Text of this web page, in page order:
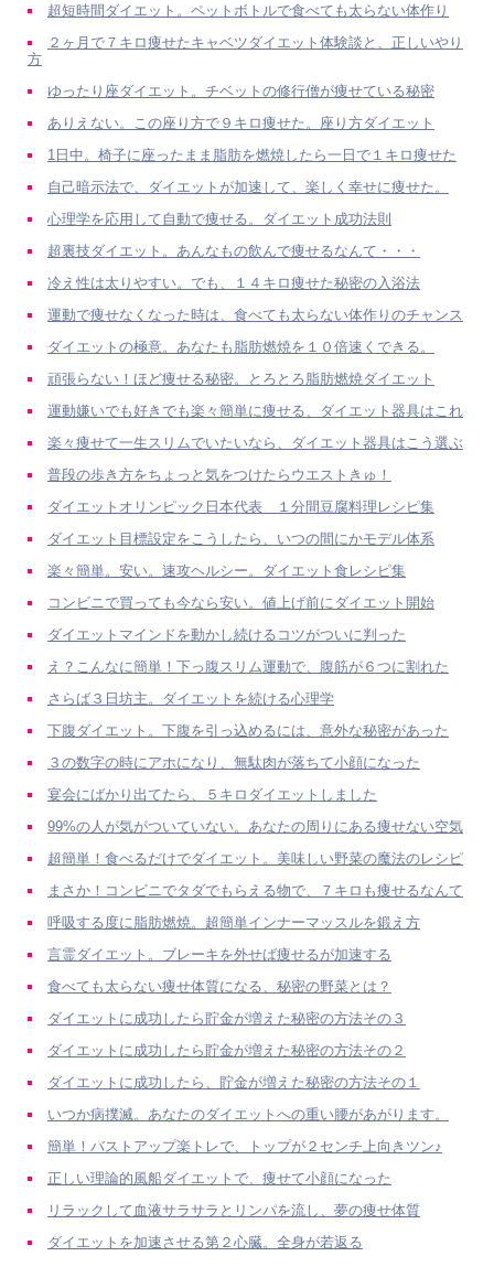
超短時間ダイエット。ペットボトルで食べても太らない体作り
２ヶ月で７キロ痩せたキャベツダイエット体験談と、正しいやり
方
ゆったり座ダイエット。チベットの修行僧が痩せている秘密
ありえない。この座り方で９キロ痩せた。座り方ダイエット
1日中。椅子に座ったまま脂肪を燃焼したら一日で１キロ痩せた
自己暗示法で、ダイエットが加速して、楽しく幸せに痩せた。
心理学を応用して自動で痩せる。ダイエット成功法則
超裏技ダイエット。あんなもの飲んで痩せるなんて・・・
冷え性は太りやすい。でも、１４キロ痩せた秘密の入浴法
運動で痩せなくなった時は、食べても太らない体作りのチャンス
ダイエットの極意。あなたも脂肪燃焼を１０倍速くできる。
頑張らない！ほど痩せる秘密。とろとろ脂肪燃焼ダイエット
運動嫌いでも好きでも楽々簡単に痩せる、ダイエット器具はこれ
楽々痩せて一生スリムでいたいなら、ダイエット器具はこう選ぶ
普段の歩き方をちょっと気をつけたらウエストきゅ！
ダイエットオリンピック日本代表 １分間豆腐料理レシピ集
ダイエット目標設定をこうしたら、いつの間にかモデル体系
楽々簡単。安い。速攻ヘルシー。ダイエット食レシピ集
コンビニで買っても今なら安い。値上げ前にダイエット開始
ダイエットマインドを動かし続けるコツがついに判った
え？こんなに簡単！下っ腹スリム運動で、腹筋が６つに割れた
さらば３日坊主。ダイエットを続ける心理学
下腹ダイエット。下腹を引っ込めるには、意外な秘密があった
３の数字の時にアホになり、無駄肉が落ちて小顔になった
宴会にばかり出てたら、５キロダイエットしました
99%の人が気がついていない。あなたの周りにある痩せない空気
超簡単！食べるだけでダイエット。美味しい野菜の魔法のレシピ
まさか！コンビニでタダでもらえる物で、７キロも痩せるなんて
呼吸する度に脂肪燃焼。超簡単インナーマッスルを鍛え方
言霊ダイエット。ブレーキを外せば痩せるが加速する
食べても太らない痩せ体質になる、秘密の野菜とは？
ダイエットに成功したら貯金が増えた秘密の方法その３
ダイエットに成功したら貯金が増えた秘密の方法その２
ダイエットに成功したら、貯金が増えた秘密の方法その１
いつか病撲滅。あなたのダイエットへの重い腰があがります。
簡単！バストアップ楽トレで、トップが２センチ上向きツン♪
正しい理論的風船ダイエットで、痩せて小顔になった
リラックして血液サラサラとリンパを流し、夢の痩せ体質
ダイエットを加速させる第２心臓。全身が若返る